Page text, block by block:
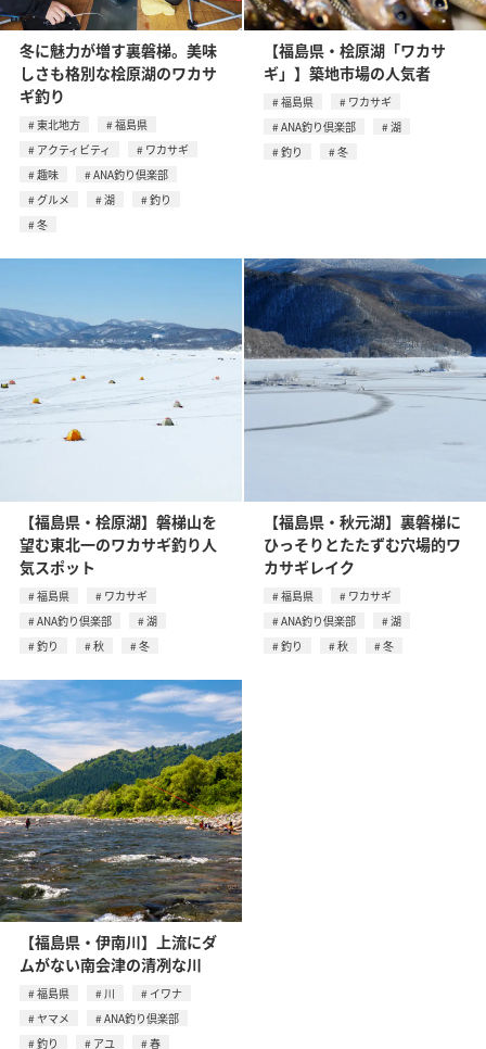
冬に魅力が増す裏磐梯。美味
しさも格別な桧原湖のワカサ
ギ釣り
東北地方
福島県
アクティビティ
ワカサギ
趣味
ANA釣り倶楽部
グルメ
湖
釣り
冬
【福島県・桧原湖「ワカサ
ギ」】築地市場の人気者
福島県
ワカサギ
ANA釣り倶楽部
湖
釣り
冬
【福島県・桧原湖】磐梯山を
望む東北一のワカサギ釣り人
気スポット
福島県
ワカサギ
ANA釣り倶楽部
湖
釣り
秋 冬
【福島県・秋元湖】裏磐梯に
ひっそりとたたずむ穴場的ワ
カサギレイク
福島県
ワカサギ
ANA釣り倶楽部
湖
釣り
秋 冬
【福島県・伊南川】上流にダ
ムがない南会津の清冽な川
福島県 川
イワナ
ヤマメ
ANA釣り倶楽部
釣り
アユ
春